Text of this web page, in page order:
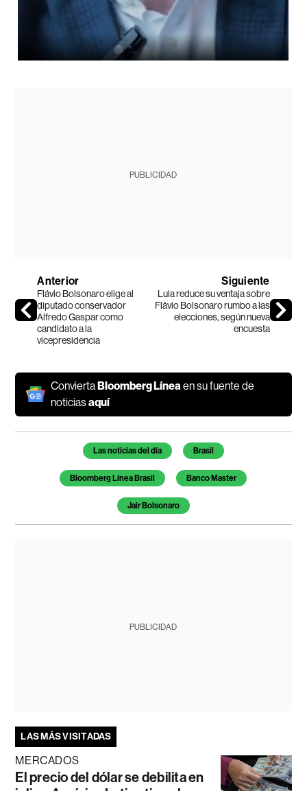
PUBLICIDAD
Anterior
Flávio Bolsonaro elige al
diputado conservador
Alfredo Gaspar como
candidato a la
vicepresidencia
Siguiente
Lula reduce su ventaja sobre
Flávio Bolsonaro rumbo a las
elecciones, según nueva
encuesta
ConviertaBloomberg Línea en su fuente de
noticiasaquí
Temas de este artículo
Las noticias del día Brasil
Bloomberg Línea Brasil Banco Master
Jair Bolsonaro
PUBLICIDAD
LAS MÁS VISITADAS
MERCADOS
El precio del dólar se debilita en